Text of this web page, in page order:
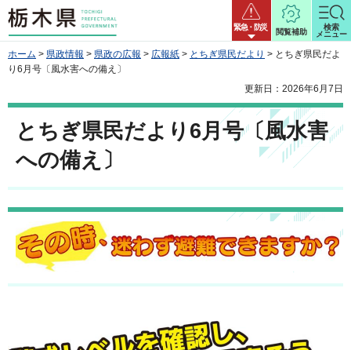
栃木県 緊急・防災
閲覧補助
検索
メニュー
ホーム > 県政情報 > 県政の広報 > 広報紙 > とちぎ県民だより > とちぎ県民だよ
り6月号〔風水害への備え〕
更新日：2026年6月7日
とちぎ県民だより6月号〔風水害
への備え〕